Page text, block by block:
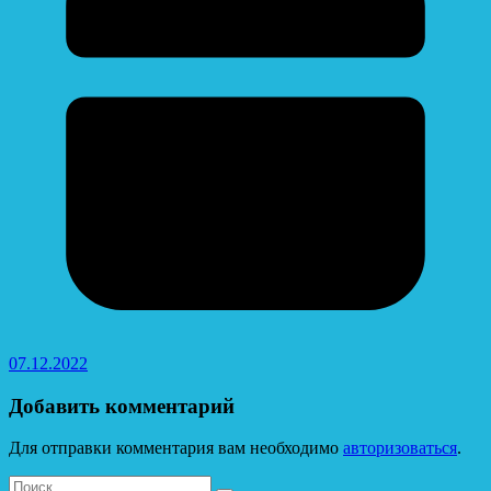
07.12.2022
Добавить комментарий
Для отправки комментария вам необходимо авторизоваться.